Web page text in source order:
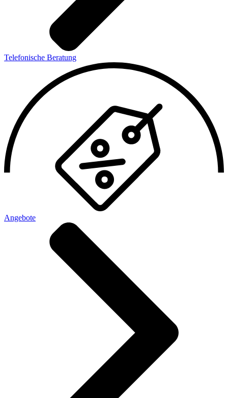
Telefonische Beratung
Angebote